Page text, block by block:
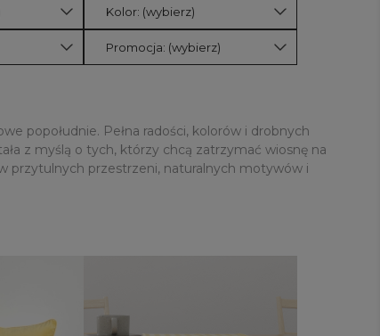
Kolor: (wybierz)
Promocja: (wybierz)
popołudnie. Pełna radości, kolorów i drobnych
z myślą o tych, którzy chcą zatrzymać wiosnę na
przytulnych przestrzeni, naturalnych motywów i